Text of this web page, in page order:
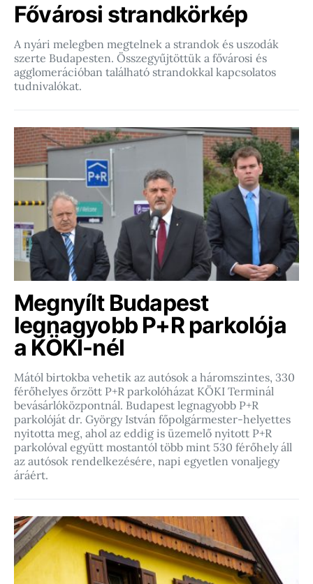
Fővárosi strandkörkép
A nyári melegben megtelnek a strandok és uszodák
szerte Budapesten. Összegyűjtöttük a fővárosi és
agglomerációban található strandokkal kapcsolatos
tudnivalókat.
Megnyílt Budapest
legnagyobb P+R parkolója
a KÖKI-nél
Mától birtokba vehetik az autósok a háromszintes, 330
férőhelyes őrzött P+R parkolóházat KÖKI Terminál
bevásárlóközpontnál. Budapest legnagyobb P+R
parkolóját dr. György István főpolgármester-helyettes
nyitotta meg, ahol az eddig is üzemelő nyitott P+R
parkolóval együtt mostantól több mint 530 férőhely áll
az autósok rendelkezésére, napi egyetlen vonaljegy
áráért.